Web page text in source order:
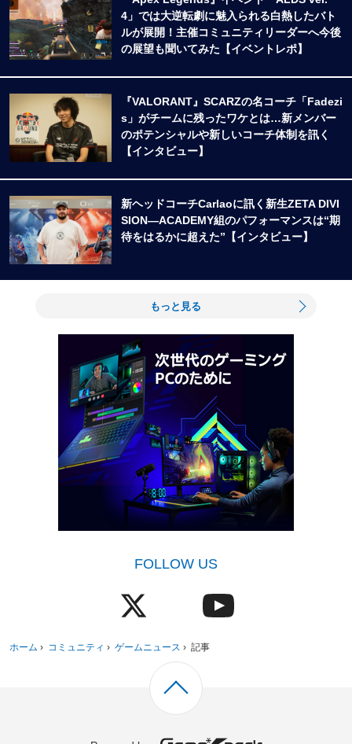
4」では大逆転劇に魅入られる白熱したバト
ルが展開！主催コミュニティリーダーへ今後
の展望も聞いてみた【イベントレポ】
『VALORANT』SCARZの名コーチ「Fadezi
s」がチームに残ったワケとは…新メンバー
のポテンシャルや新しいコーチ体制を訊く
【インタビュー】
新ヘッドコーチCarlaoに訊く新生ZETA DIVI
SION―ACADEMY組のパフォーマンスは“期
待をはるかに超えた”【インタビュー】
もっと見る
FOLLOW US
ホーム › コミュニティ › ゲームニュース › 記事